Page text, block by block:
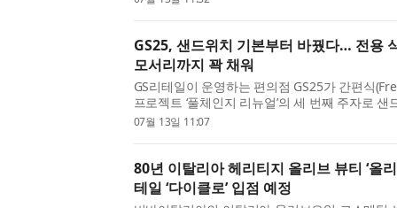
GS25, 샌드위치 기본부터 바꿨다… 전용
모서리까지 꽉 채워
GS리테일이 운영하는 편의점 GS25가 간편식
프로젝트 ‘풀체인지 리뉴얼’의 세 번째 주자로
한다. GS25는 올해 초부터 간편식의 본질적인
07월 13일 11:07
80년 이탈리아 헤리티지 올리브 뷰티 ‘올
테일 ‘다이클로’ 입점 예정